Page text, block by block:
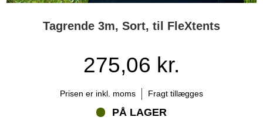
Tagrende 3m, Sort, til FleXtents
275,06 kr.
Prisen er inkl. moms Fragt tillægges
PÅ LAGER